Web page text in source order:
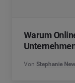
Warum
Von Stephanie